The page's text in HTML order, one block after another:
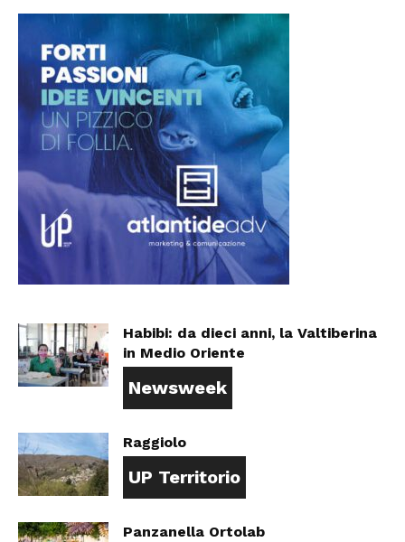
Habibi: da dieci anni, la Valtiberina
in Medio Oriente
Newsweek
Raggiolo
UP Territorio
Panzanella Ortolab